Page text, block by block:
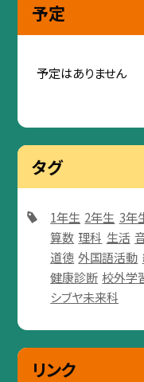
予定
予定はありません
タグ
1年生 2年生 3年
算数 理科 生活
道徳 外国語活動
健康診断 校外学
シブヤ未来科
リンク